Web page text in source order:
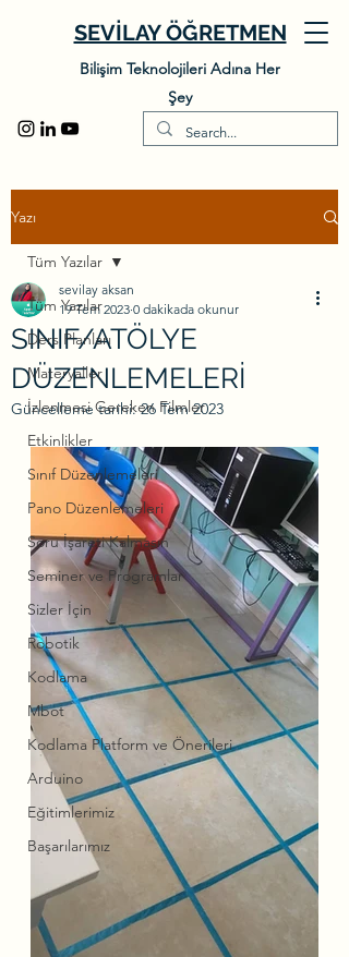
SEVİLAY ÖĞRETMEN
Bilişim Teknolojileri Adına Her
Şey
Yazı
Tüm Yazılar
Ders Planları
Materyaller
İzlenmesi Gereken Filmler
Etkinlikler
Sınıf Düzenlemeleri
Pano Düzenlemeleri
Soru İşareti Kalmasın
Seminer ve Programlar
Sizler İçin
Robotik
Kodlama
Mbot
Kodlama Platform ve Önerileri
Arduino
Eğitimlerimiz
Başarılarımız
Tüm Yazılar
SINIF/ATÖLYE
DÜZENLEMELERİ
sevilay aksan
19 Tem 2023 0 dakikada okunur
Güncelleme tarihi:26 Tem 2023